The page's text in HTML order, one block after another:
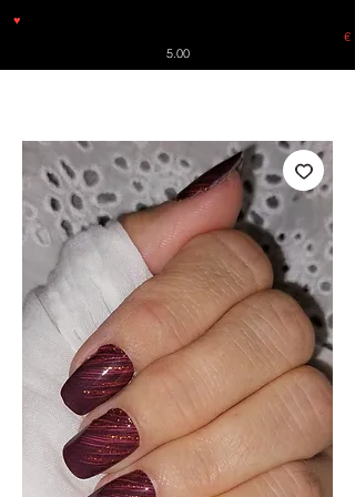
♥
€
5.00